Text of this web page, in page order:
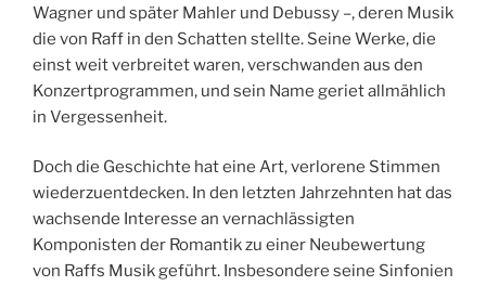
Wagner und später Mahler und Debussy –, deren Musik
die von Raff in den Schatten stellte. Seine Werke, die
einst weit verbreitet waren, verschwanden aus den
Konzertprogrammen, und sein Name geriet allmählich
in Vergessenheit.
Doch die Geschichte hat eine Art, verlorene Stimmen
wiederzuentdecken. In den letzten Jahrzehnten hat das
wachsende Interesse an vernachlässigten
Komponisten der Romantik zu einer Neubewertung
von Raffs Musik geführt. Insbesondere seine Sinfonien